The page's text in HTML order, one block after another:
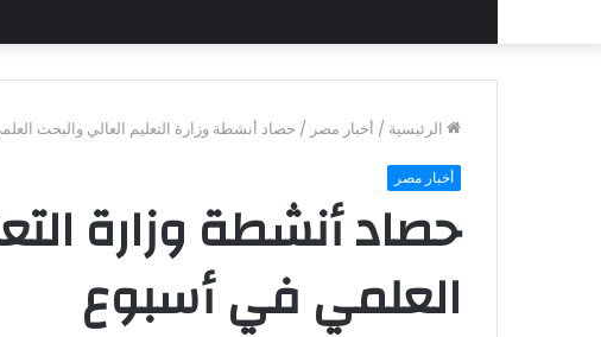
الرئيسية / أخبار مصر / حصاد أنشطة وزارة التعليم العالي والبحث
أخبار مصر
حصاد أنشطة وزارة
العلمي في أسبوع